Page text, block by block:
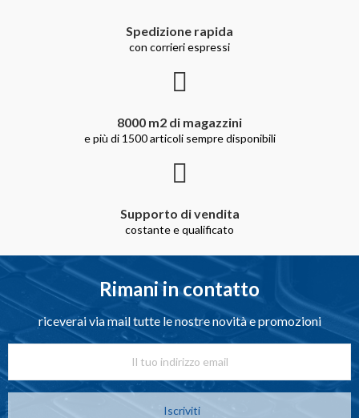
Spedizione rapida
con corrieri espressi
8000 m2 di magazzini
e più di 1500 articoli sempre disponibili
Supporto di vendita
costante e qualificato
Rimani in contatto
riceverai via mail tutte le nostre novità e promozioni
Iscriviti